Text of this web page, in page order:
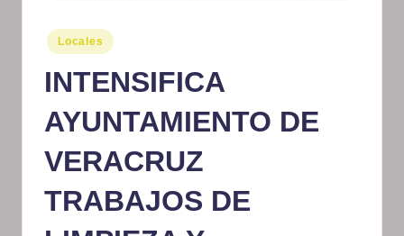
m
at
iv
o
Publicado
en
Locales
INTENSIFICA
AYUNTAMIENTO DE
VERACRUZ
TRABAJOS DE